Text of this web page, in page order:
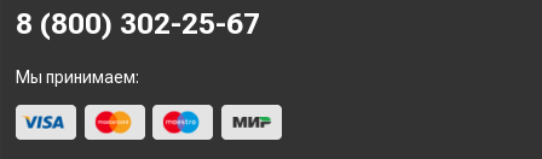
8 (800) 302-25-67
Мы принимаем: